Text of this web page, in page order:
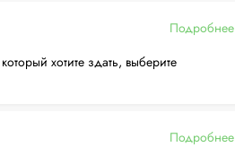
Подробнее
хотите здать, выберите
Подробнее